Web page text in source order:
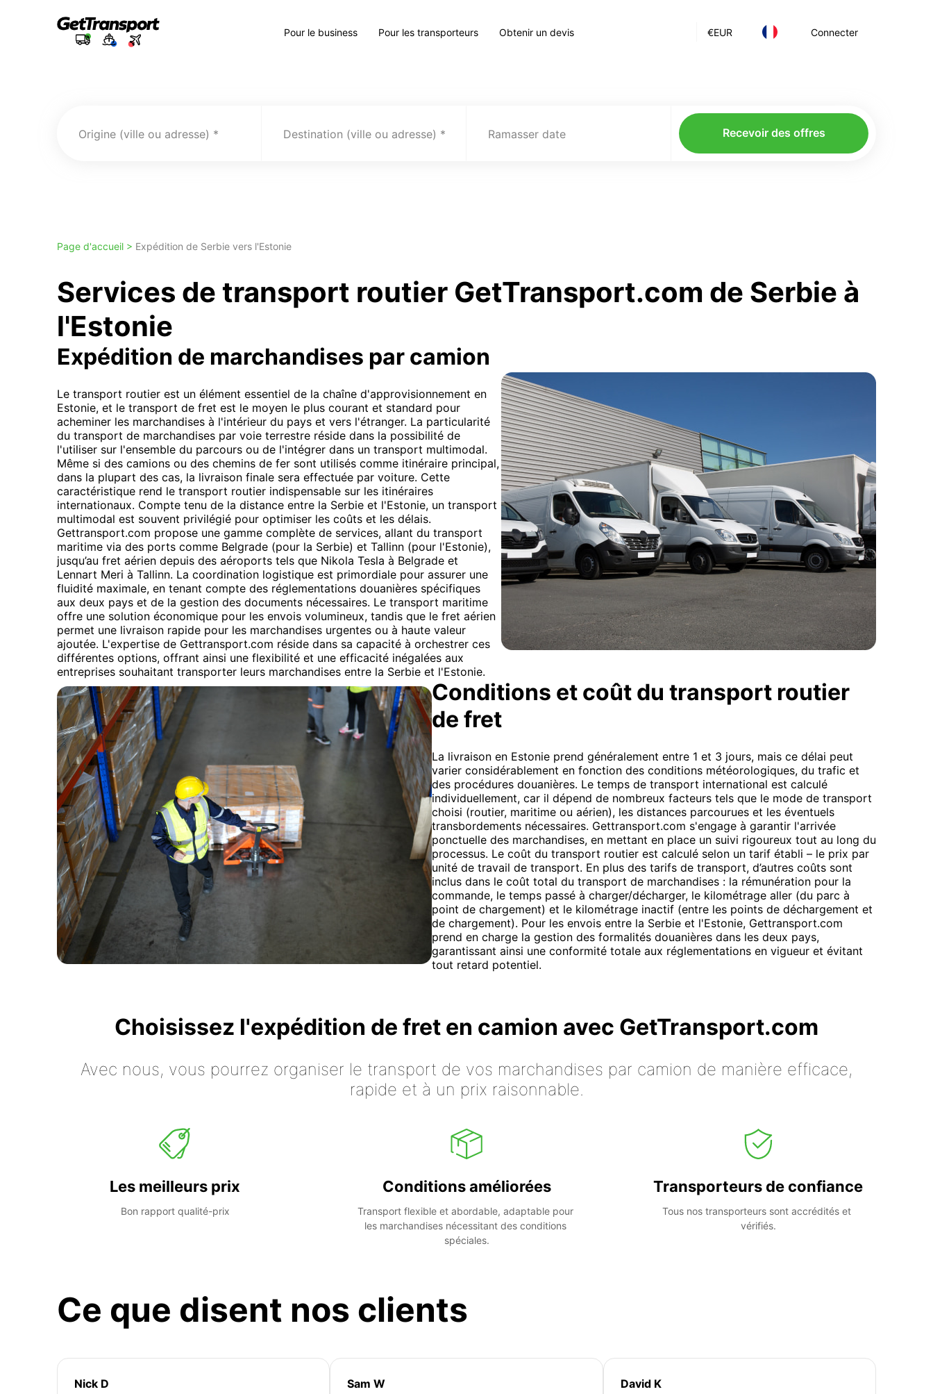
€EUR Connecter
Pour le business Pour les transporteurs Obtenir un devis
Origine (ville ou adresse) Destination (ville ou adresse) Ramasser date Recevoir des offres
Page d'accueil > Expédition de Serbie vers l'Estonie
Services de transport routier GetTransport.com de Serbie à
l'Estonie
Expédition de marchandises par camion
Le transport routier est un élément essentiel de la chaîne d'approvisionnement en
Estonie, et le transport de fret est le moyen le plus courant et standard pour
acheminer les marchandises à l'intérieur du pays et vers l'étranger. La particularité
du transport de marchandises par voie terrestre réside dans la possibilité de
l'utiliser sur l'ensemble du parcours ou de l'intégrer dans un transport multimodal.
Même si des camions ou des chemins de fer sont utilisés comme itinéraire principal,
dans la plupart des cas, la livraison finale sera effectuée par voiture. Cette
caractéristique rend le transport routier indispensable sur les itinéraires
internationaux. Compte tenu de la distance entre la Serbie et l'Estonie, un transport
multimodal est souvent privilégié pour optimiser les coûts et les délais.
Gettransport.com propose une gamme complète de services, allant du transport
maritime via des ports comme Belgrade (pour la Serbie) et Tallinn (pour l'Estonie),
jusqu’au fret aérien depuis des aéroports tels que Nikola Tesla à Belgrade et
Lennart Meri à Tallinn. La coordination logistique est primordiale pour assurer une
fluidité maximale, en tenant compte des réglementations douanières spécifiques
aux deux pays et de la gestion des documents nécessaires. Le transport maritime
offre une solution économique pour les envois volumineux, tandis que le fret aérien
permet une livraison rapide pour les marchandises urgentes ou à haute valeur
ajoutée. L'expertise de Gettransport.com réside dans sa capacité à orchestrer ces
différentes options, offrant ainsi une flexibilité et une efficacité inégalées aux
entreprises souhaitant transporter leurs marchandises entre la Serbie et l'Estonie.
Conditions et coût du transport routier
de fret
La livraison en Estonie prend généralement entre 1 et 3 jours, mais ce délai peut
varier considérablement en fonction des conditions météorologiques, du trafic et
des procédures douanières. Le temps de transport international est calculé
individuellement, car il dépend de nombreux facteurs tels que le mode de transport
choisi (routier, maritime ou aérien), les distances parcourues et les éventuels
transbordements nécessaires. Gettransport.com s'engage à garantir l'arrivée
ponctuelle des marchandises, en mettant en place un suivi rigoureux tout au long du
processus. Le coût du transport routier est calculé selon un tarif établi – le prix par
unité de travail de transport. En plus des tarifs de transport, d’autres coûts sont
inclus dans le coût total du transport de marchandises : la rémunération pour la
commande, le temps passé à charger/décharger, le kilométrage aller (du parc à
point de chargement) et le kilométrage inactif (entre les points de déchargement et
de chargement). Pour les envois entre la Serbie et l'Estonie, Gettransport.com
prend en charge la gestion des formalités douanières dans les deux pays,
garantissant ainsi une conformité totale aux réglementations en vigueur et évitant
tout retard potentiel.
Choisissez l'expédition de fret en camion avec GetTransport.com
Avec nous, vous pourrez organiser le transport de vos marchandises par camion de manière efficace,
rapide et à un prix raisonnable.
Les meilleurs prix
Bon rapport qualité-prix
Conditions améliorées
Transport flexible et abordable, adaptable pour
les marchandises nécessitant des conditions
spéciales.
Transporteurs de confiance
Tous nos transporteurs sont accrédités et
vérifiés.
Ce que disent nos clients
Nick D Sam W David K